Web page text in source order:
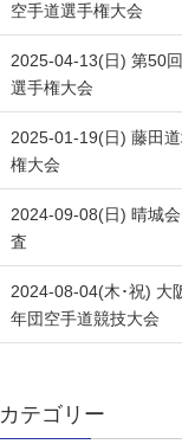
空手道選手権大会
2025-04-13(日) 第50
選手権大会
2025-01-19(日) 藤田
権大会
2024-09-08(日) 晴城
査
2024-08-04(木･祝) 大
年団空手道競技大会
カテゴリー